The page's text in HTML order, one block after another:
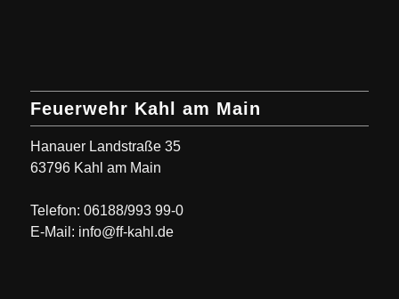
Feuerwehr Kahl am Main
Hanauer Landstraße 35
63796 Kahl am Main
Telefon: 06188/993 99-0
E-Mail: info@ff-kahl.de